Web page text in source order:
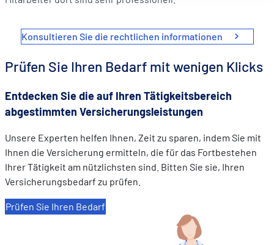
Mesurer l'audience en suivant le nombre de visiteurs et
Proposer des offres et services personnalisés et en
les performances. Partager des informations avec les
sociaux utilisés et vous permettre de visualiser du contenu
Konsultieren Sie die rechtlichen informationen
Prüfen Sie Ihren Bedarf mit wenigen Klicks
Entdecken Sie die auf Ihren Tätigkeitsbereich
abgestimmten Versicherungsleistungen
Unsere Experten helfen Ihnen, Zeit zu sparen, indem Sie mit
Ihnen die Versicherung ermitteln, die für das Fortbestehen
Ihrer Tätigkeit am nützlichsten sind. Bitten Sie sie, Ihren
Versicherungsbedarf zu prüfen.
Prüfen Sie Ihren Bedarf